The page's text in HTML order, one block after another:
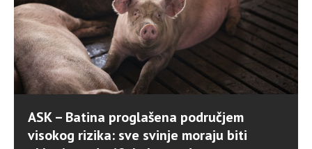
ASK – Batina proglašena područjem
visokog rizika: sve svinje moraju biti